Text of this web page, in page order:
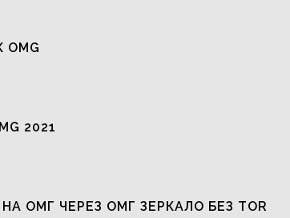
2021
ОМГ ЧЕРЕЗ ОМГ ЗЕРКАЛО БЕЗ TOR